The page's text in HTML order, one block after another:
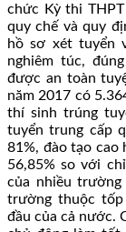
chức Kỳ thi
quy chế và quy
hồ sơ xét tuyển
nghiêm túc,
được an toàn
năm 2017 có
thí sinh trúng
tuyển trung cấp
81%, đào tạo cao
56,85% so với
của nhiều
trường thuộc tốp
đầu của cả nước.